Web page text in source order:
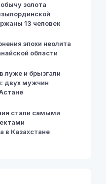
золота
13 человек
эпохи неолита
области
луже и брызгали
двух мужчин
стали самыми
в Казахстане